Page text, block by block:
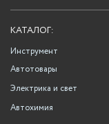
КАТАЛОГ:
Инструмент
Автотовары
Электрика и свет
Автохимия